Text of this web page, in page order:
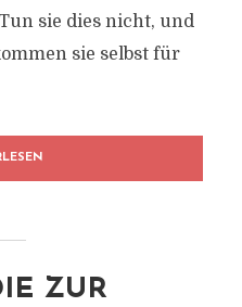
sie dies nicht, und
sie selbst für
ZUR